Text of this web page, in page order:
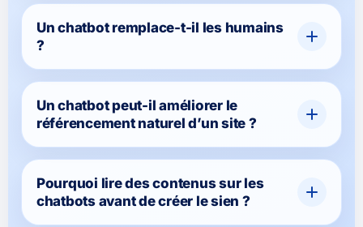
Un chatbot remplace-t-il les humains
?
Un chatbot peut-il améliorer le
référencement naturel d’un site ?
Pourquoi lire des contenus sur les
chatbots avant de créer le sien ?